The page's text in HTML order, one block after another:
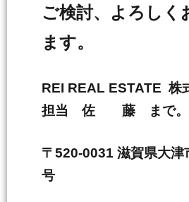
ご検討、よろしく
ます。
REI REAL ESTATE
担当 佐 藤 まで。
〒520-0031 滋賀県大津
号